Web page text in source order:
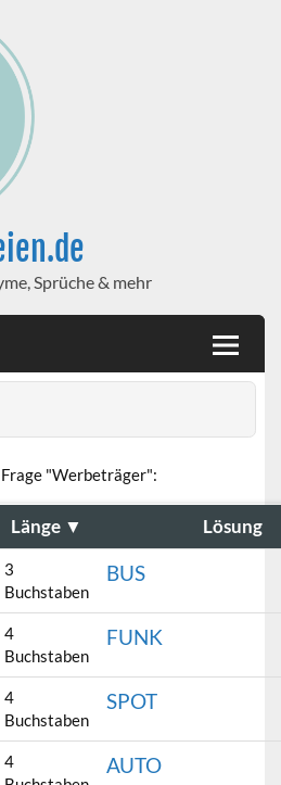
Sprüche & mehr
"Werbeträger":
Länge ▼ Lösung
3
Buchstaben
BUS
4
Buchstaben
FUNK
4
Buchstaben
SPOT
4
AUTO